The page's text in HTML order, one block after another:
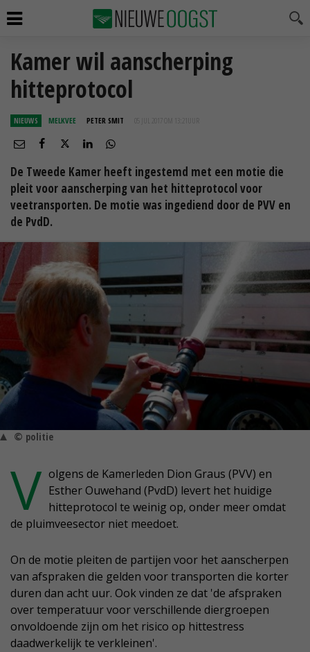
Kamer wil aanscherping
hitteprotocol
NIEUWS MELKVEE PETER SMIT 05 JUL 2017 OM 13:21
De Tweede Kamer heeft ingestemd met een motie die
pleit voor aanscherping van het hitteprotocol voor
veetransporten. De motie was ingediend door de PVV en
de PvdD.
© politie
V olgens de Kamerleden Dion Graus (PVV) en
Esther Ouwehand (PvdD) levert het huidige
hitteprotocol te weinig op, onder meer omdat
de pluimveesector niet meedoet.
On de motie pleiten de partijen voor het aanscherpen
van afspraken die gelden voor transporten die korter
duren dan acht uur. Ook vinden ze dat 'de afspraken
over temperatuur voor verschillende diergroepen
onvoldoende zijn om het risico op hittestress
daadwerkelijk te verkleinen'.